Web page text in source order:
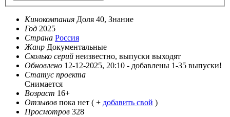
Кинокомпания Доля 40, Знание
Год 2025
Страна Россия
Жанр Документальные
Сколько серий неизвестно, выпуски выходят
Обновлено 12-12-2025, 20:10 - добавлены 1-35 выпуски!
Статус проекта
Снимается
Возраст 16+
Отзывов пока нет ( + добавить свой )
Просмотров 328